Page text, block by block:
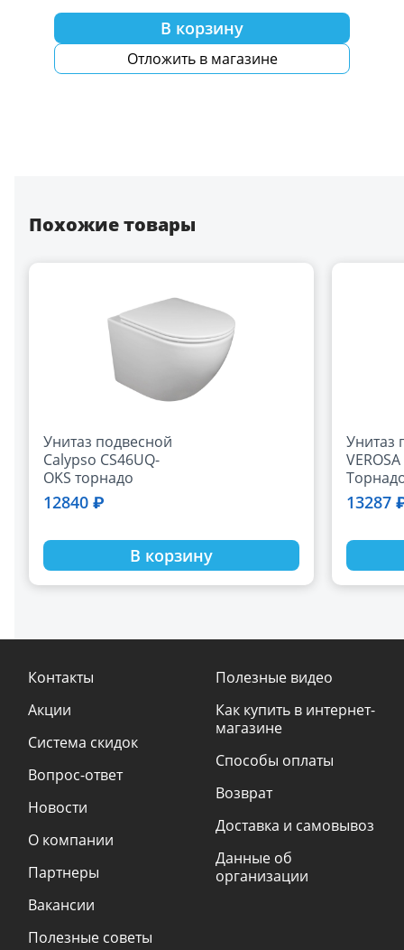
В корзину
Отложить в магазине
Похожие товары
Унитаз подвесной
Calypso CS46UQ-
OKS торнадо
ультратихий,
сиденье Flat Strong
быстросъем
12840 ₽
В корзину
Унитаз
13287
Контакты
Акции
Система скидок
Вопрос-ответ
Новости
О компании
Партнеры
Вакансии
Полезные советы
Полезные видео
Как купить в интернет-
магазине
Способы оплаты
Возврат
Доставка и самовывоз
Данные об
организации